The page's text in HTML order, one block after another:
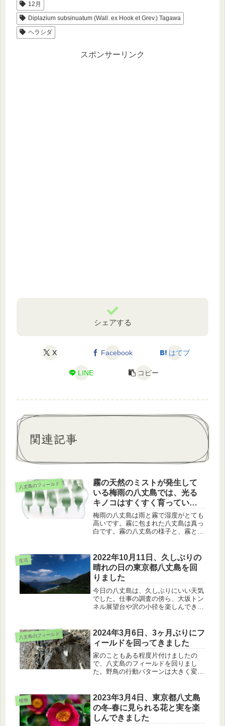
12月
Diplazium subsinuatum (Wall. ex Hook et Grev.) Tagawa
ヘラシダ
スポンサーリンク
シェアする
X Facebook はてブ
LINE コピー
関連記事
八丈島のフィールド
霧の天然のミストが発生して
いる梅雨の八丈島では、光る
キノコはすくすく育っていま
す
梅雨の八丈島は雨と霧で湿度がとても
高いです。霧に包まれた八丈島は真っ
白です。霧の八丈島の様子と、霧とい
す。
生活
2022年10月11日、久しぶりの
晴れの日の東京都八丈島を回
りました
今日の八丈島は、久しぶりにいい天気
でした。仕事の調査の傍ら、大坂トン
ネル展望台や沢の小径を楽しんできま
した。
八丈島のフィールド
2024年3月6日、3ヶ月ぶりにフ
ィールドを回ってきました
家のこともある程度片付けましたの
で、八丈島のフィールドを回りまし
た。野鳥の行動パターンは大きく変わ
た。
植物
2023年3月4日、東京都八丈島
の冬-春に見られる花と実を楽
しんできました